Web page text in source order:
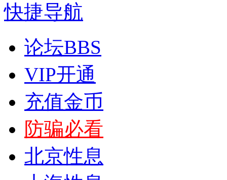
快捷导航
论坛BBS
VIP开通
充值金币
防骗必看
北京性息